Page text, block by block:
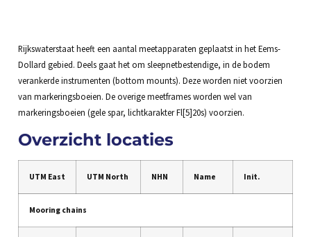
Rijkswaterstaat heeft een aantal meetapparaten geplaatst in het Eems-
Dollard gebied. Deels gaat het om sleepnetbestendige, in de bodem
verankerde instrumenten (bottom mounts). Deze worden niet voorzien
van markeringsboeien. De overige meetframes worden wel van
markeringsboeien (gele spar, lichtkarakter Fl[5]20s) voorzien.
Overzicht locaties
UTM East UTM North NHN Name Init.
Mooring chains